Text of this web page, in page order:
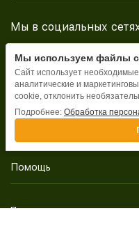
Мы в социальных
Каталог
Помощь
Политика персональных
Мы используем файлы
Сайт использует
аналитические и
cookie, отклонить
Подробнее: Обработка